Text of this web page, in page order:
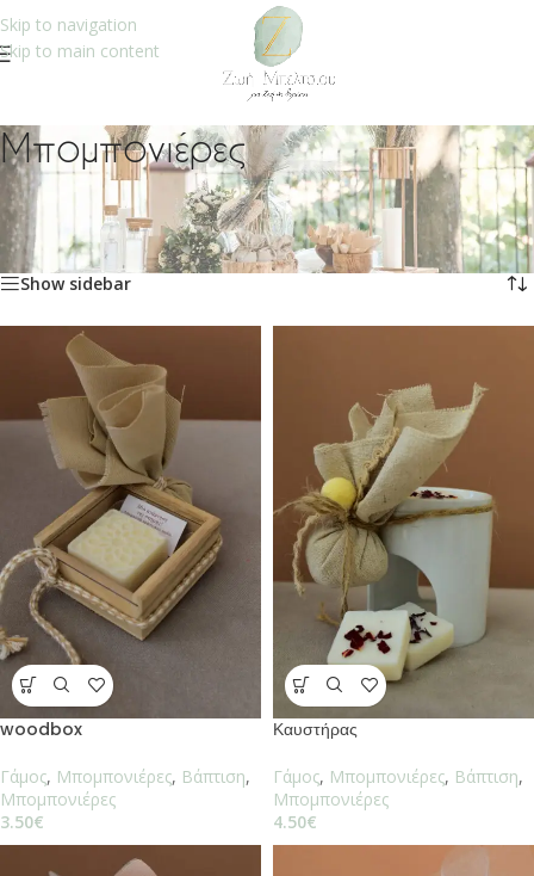
Skip to navigation
Skip to main content
Μπομπονιέρες
Αρχική σελίδα/Βάπτιση /Μπομπονιέρες
Βλέπετε 1–12 από 41 αποτελέσματα
Show sidebar
woodbox
Γάμος, Μπομπονιέρες, Βάπτιση,
Μπομπονιέρες
3.50€
Καυστήρας
Γάμος, Μπομπονιέρες, Βάπτιση,
Μπομπονιέρες
4.50€